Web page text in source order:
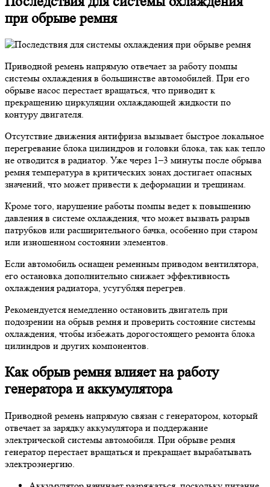
при обрыве ремня
Приводной ремень напрямую отвечает за работу помпы
системы охлаждения в большинстве автомобилей. При его
обрыве насос перестает вращаться, что приводит к
прекращению циркуляции охлаждающей жидкости по
контуру двигателя.
Отсутствие движения антифриза вызывает быстрое локальное
перегревание блока цилиндров и головки блока, так как тепло
не отводится в радиатор. Уже через 1–3 минуты после обрыва
ремня температура в критических зонах достигает опасных
значений, что может привести к деформации и трещинам.
Кроме того, нарушение работы помпы ведет к повышению
давления в системе охлаждения, что может вызвать разрыв
патрубков или расширительного бачка, особенно при старом
или изношенном состоянии элементов.
Если автомобиль оснащен ременным приводом вентилятора,
его остановка дополнительно снижает эффективность
охлаждения радиатора, усугубляя перегрев.
Рекомендуется немедленно остановить двигатель при
подозрении на обрыв ремня и проверить состояние системы
охлаждения, чтобы избежать дорогостоящего ремонта блока
цилиндров и других компонентов.
Как обрыв ремня влияет на работу
генератора и аккумулятора
Приводной ремень напрямую связан с генератором, который
отвечает за зарядку аккумулятора и поддержание
электрической системы автомобиля. При обрыве ремня
генератор перестает вращаться и прекращает вырабатывать
электроэнергию.